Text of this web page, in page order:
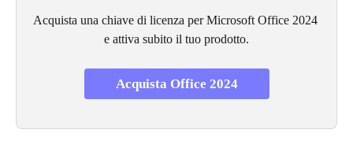
Acquista una chiave di licenza per Microsoft Office 2024
e attiva subito il tuo prodotto.
Acquista Office 2024